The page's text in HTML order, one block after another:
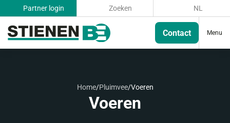
Partner login Zoeken NL
Contact Menu
Home/Pluimvee/Voeren
Voeren